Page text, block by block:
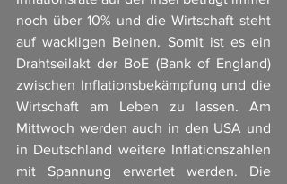
noch über 10% und die Wirtschaft steht
auf wackligen Beinen. Somit ist es ein
Drahtseilakt der BoE (Bank of England)
zwischen Inflationsbekämpfung und die
Wirtschaft am Leben zu lassen. Am
Mittwoch werden auch in den USA und
in Deutschland weitere Inflationszahlen
mit Spannung erwartet werden. Die